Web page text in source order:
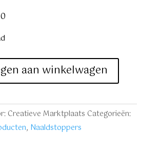
aan winkelwagen
Creatieve Marktplaats Categorieën:
, Naaldstoppers